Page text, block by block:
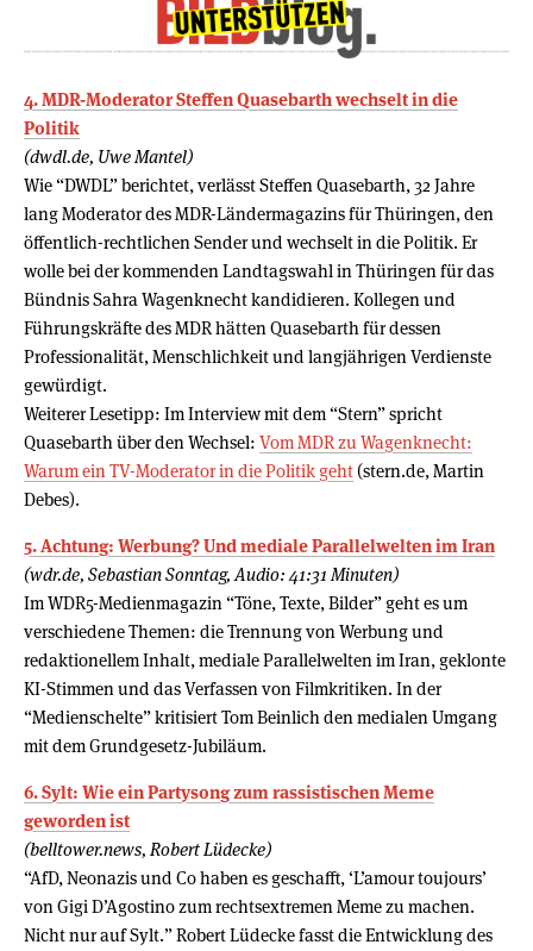
4. MDR-Moderator Steffen Quasebarth wechselt in die
Politik
(dwdl.de, Uwe Mantel)
Wie “DWDL” berichtet, verlässt Steffen Quasebarth, 32 Jahre
lang Moderator des MDR-Ländermagazins für Thüringen, den
öffentlich-rechtlichen Sender und wechselt in die Politik. Er
wolle bei der kommenden Landtagswahl in Thüringen für das
Bündnis Sahra Wagenknecht kandidieren. Kollegen und
Führungskräfte des MDR hätten Quasebarth für dessen
Professionalität, Menschlichkeit und langjährigen Verdienste
gewürdigt.
Weiterer Lesetipp: Im Interview mit dem “Stern” spricht
Quasebarth über den Wechsel: Vom MDR zu Wagenknecht:
Warum ein TV-Moderator in die Politik geht (stern.de, Martin
Debes).
5. Achtung: Werbung? Und mediale Parallelwelten im Iran
(wdr.de, Sebastian Sonntag, Audio: 41:31 Minuten)
Im WDR5-Medienmagazin “Töne, Texte, Bilder” geht es um
verschiedene Themen: die Trennung von Werbung und
redaktionellem Inhalt, mediale Parallelwelten im Iran, geklonte
KI-Stimmen und das Verfassen von Filmkritiken. In der
“Medienschelte” kritisiert Tom Beinlich den medialen Umgang
mit dem Grundgesetz-Jubiläum.
6. Sylt: Wie ein Partysong zum rassistischen Meme
geworden ist
(belltower.news, Robert Lüdecke)
“AfD, Neonazis und Co haben es geschafft, ‘L’amour toujours’
von Gigi D’Agostino zum rechtsextremen Meme zu machen.
Nicht nur auf Sylt.” Robert Lüdecke fasst die Entwicklung des